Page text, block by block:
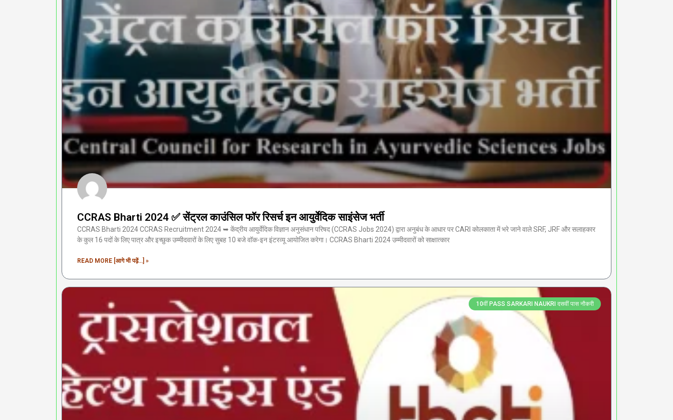
CCRAS Bharti 2024 ✅ सेंट्रल काउंसिल फॉर रिसर्च इन आयुर्वेदिक साइंसेज भर्ती
CCRAS Bharti 2024 CCRAS Recruitment 2024 ➥ केंद्रीय आयुर्वेदिक विज्ञान अनुसंधान परिषद (CCRAS Jobs 2024) द्वारा अनुबंध के आधार पर CARI कोलकाता में भरे जाने वाले SRF, JRF और सलाहकार
के कुल 16 पदों के लिए पात्र और इच्छुक उम्मीदवारों के लिए सुबह 10 बजे वॉक-इन इंटरव्यू आयोजित करेगा। CCRAS Bharti 2024 उम्मीदवारों को साक्षात्कार
READ MORE [आगे भी पढ़ें...] »
10वीं PASS SARKARI NAUKRI दसवीं पास नौकरी